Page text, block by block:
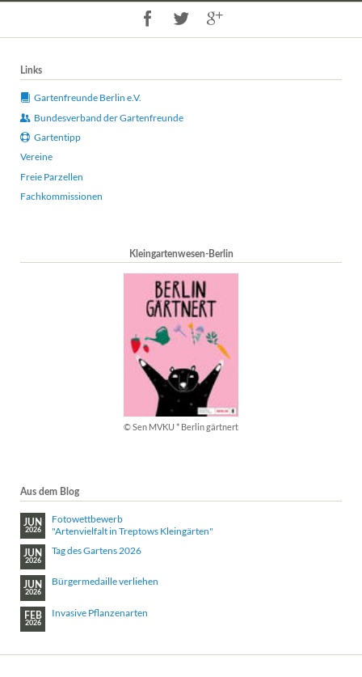
Links
Gartenfreunde Berlin e.V.
Bundesverband der Gartenfreunde
Gartentipp
Vereine
Freie Parzellen
Fachkommissionen
Kleingartenwesen-Berlin
© Sen MVKU * Berlin gärtnert
Aus dem Blog
JUN
2026
Fotowettbewerb
"Artenvielfalt in Treptows Kleingärten"
JUN
2026
Tag des Gartens 2026
JUN
2026
Bürgermedaille verliehen
FEB
2026
Invasive Pflanzenarten